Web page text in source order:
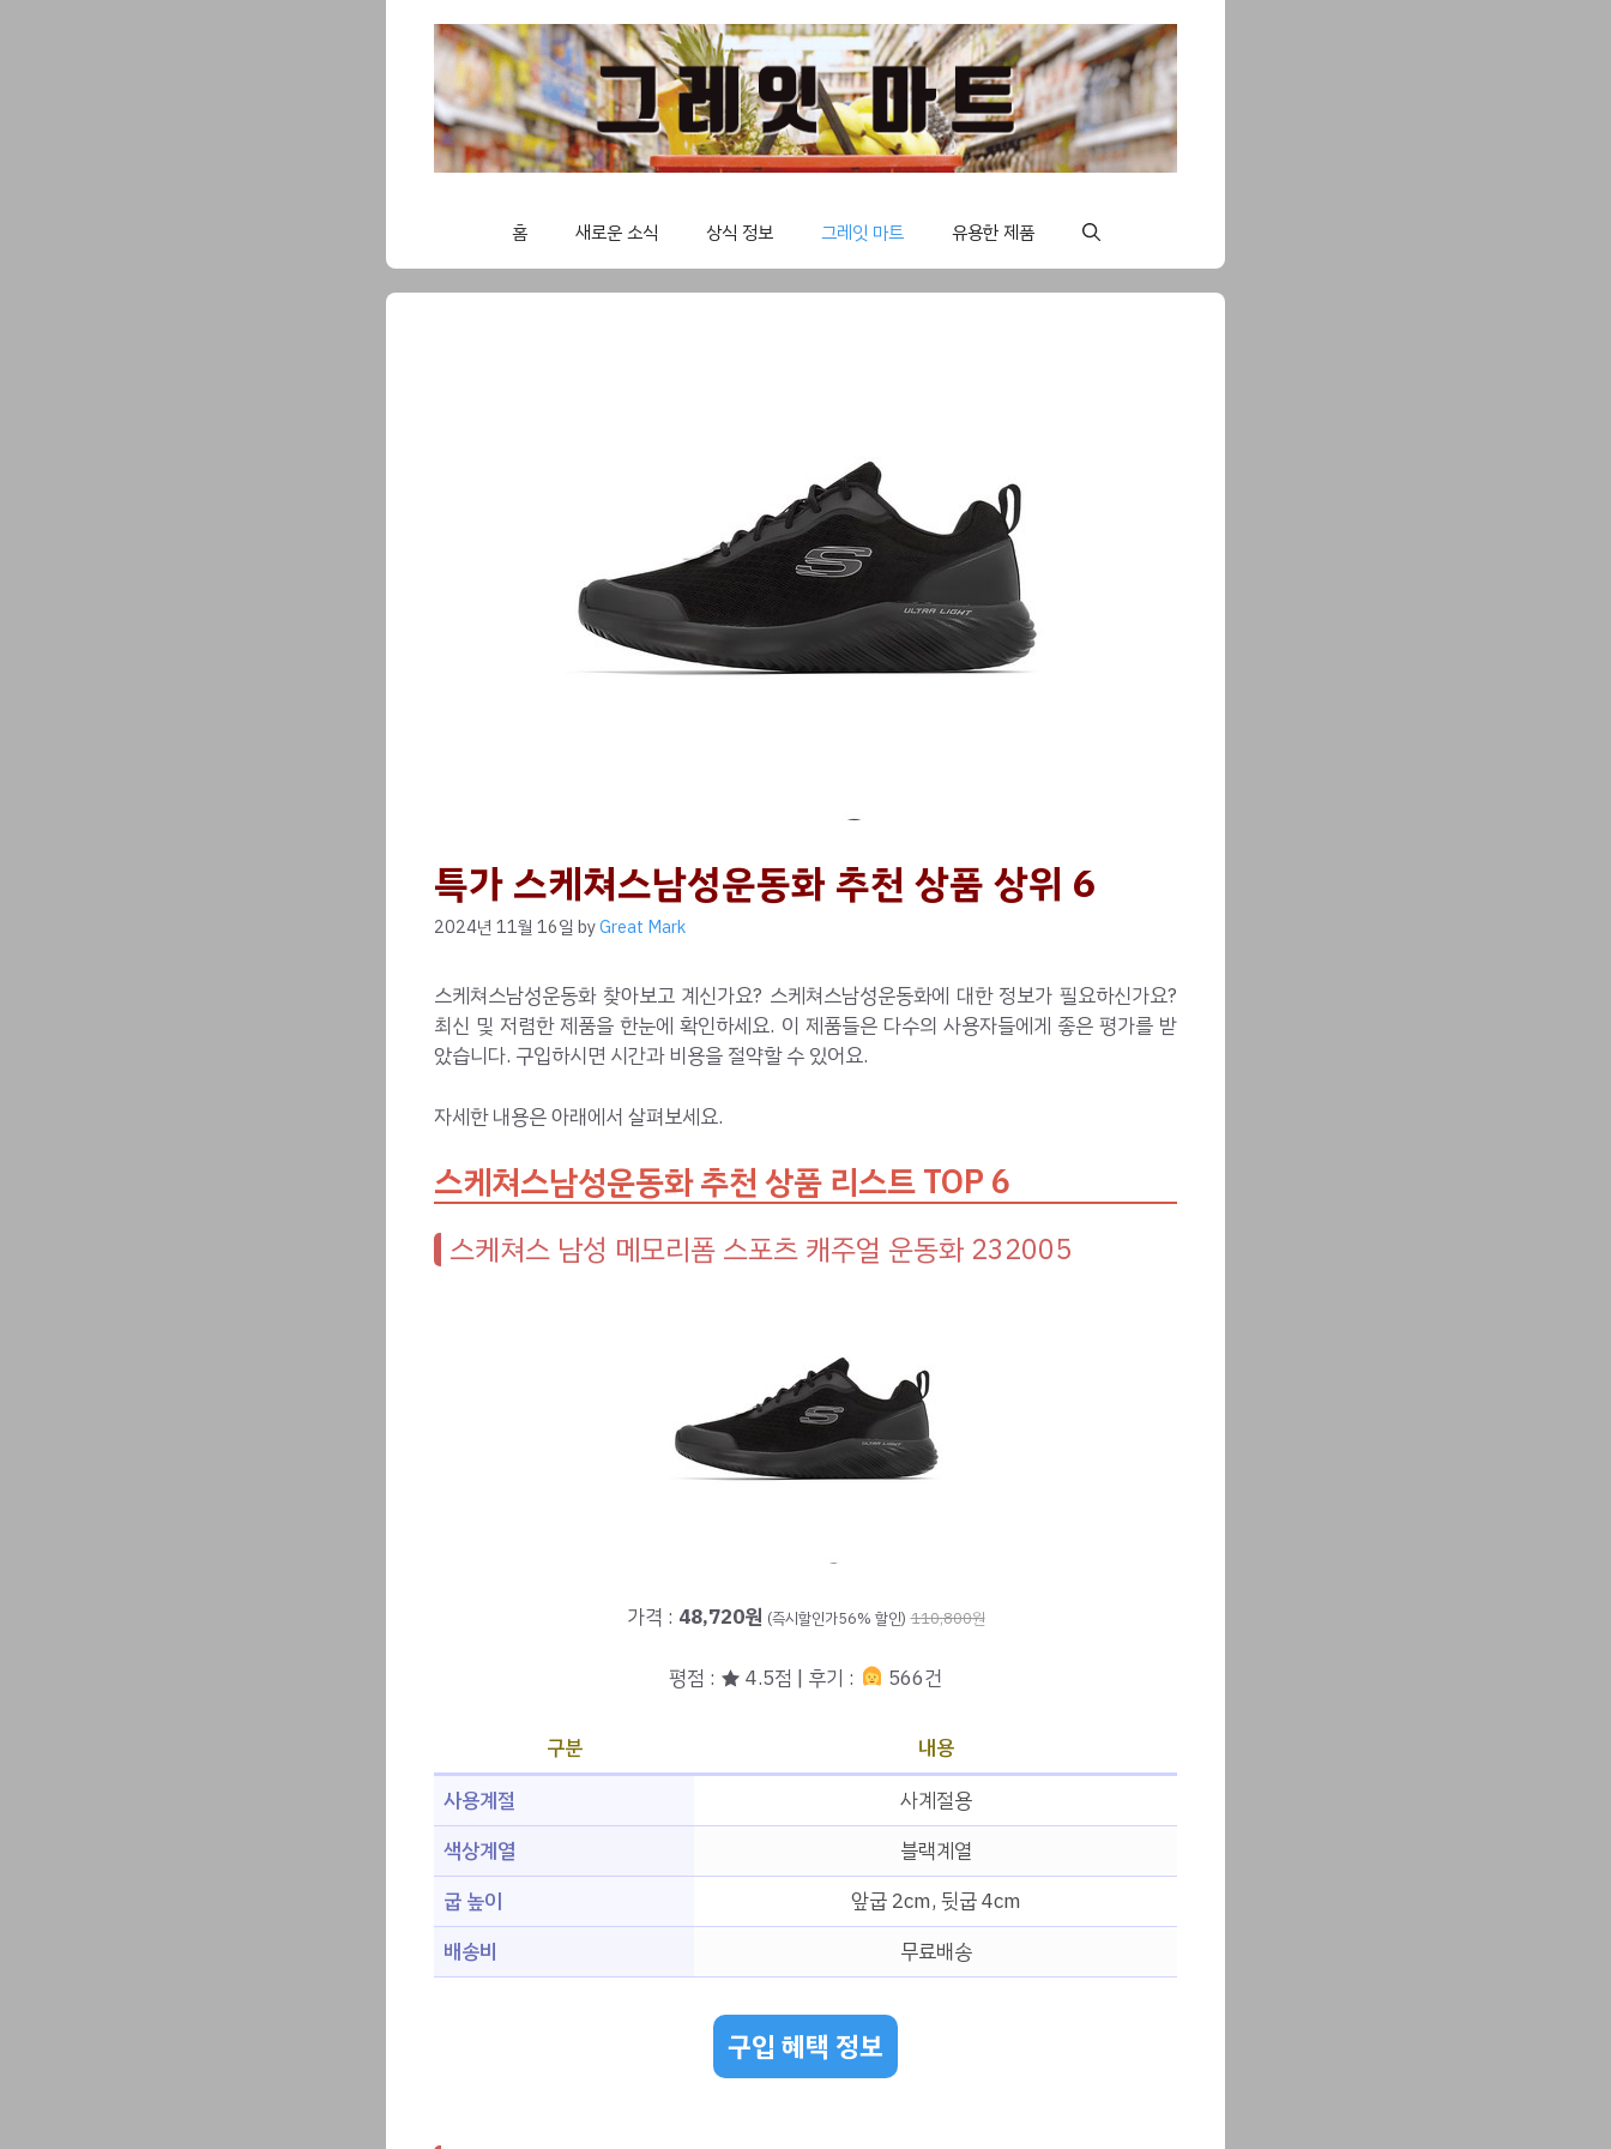
홈 새로운 소식 상식 정보 그레잇 마트 유용한 제품
특가 스케쳐스남성운동화 추천 상품 상위 6
2024년 11월 16일 byGreat Mark
스케쳐스남성운동화 찾아보고 계신가요? 스케쳐스남성운동화에 대한 정보가 필요하신가요?
최신 및 저렴한 제품을 한눈에 확인하세요. 이 제품들은 다수의 사용자들에게 좋은 평가를 받
았습니다. 구입하시면 시간과 비용을 절약할 수 있어요.
자세한 내용은 아래에서 살펴보세요.
스케쳐스남성운동화 추천 상품 리스트 TOP 6
스케쳐스 남성 메모리폼 스포츠 캐주얼 운동화 232005
가격 : 48,720원 (즉시할인가56% 할인) 110,800원
평점 : ★ 4.5점 | 후기 : 566건
구분
내용
사용계절
사계절용
색상계열
블랙계열
굽 높이
앞굽 2cm, 뒷굽 4cm
배송비
무료배송
구입 혜택 정보